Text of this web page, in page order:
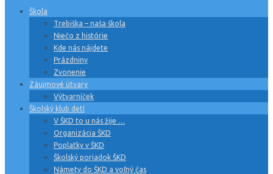
Škola
Trebiška – naša škola
Niečo z histórie
Kde nás nájdete
Prázdniny
Zvonenie
Záujmové útvary
Výtvarníček
Školský klub detí
V ŠKD to u nás žije …
Organizácia ŠKD
Poplatky v ŠKD
Školský poriadok ŠKD
Námety do ŠKD a voľný čas